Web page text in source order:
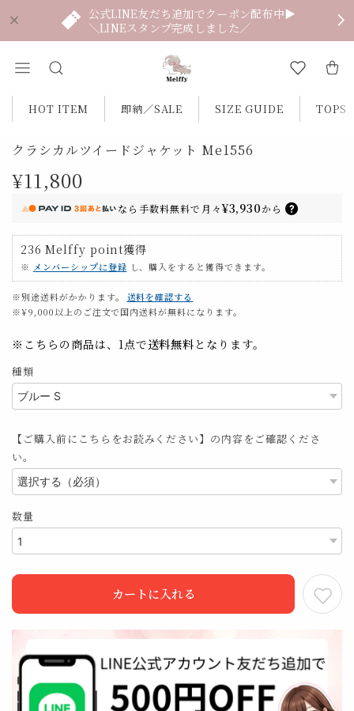
公式LINE友だち追加でクーポン配布中▶
＼LINEスタンプ完成しました／
HOT ITEM 即納／SALE SIZE GUIDE TOPS
クラシカルツイードジャケット Me1556
¥11,800
なら 手数料無料で 月々¥3,930から
236 Melffy point獲得
※ メンバーシップに登録 し、購入をすると獲得できます。
※別途送料がかかります。
送料を確認する
※¥9,000以上のご注文で国内送料が無料になります。
※こちらの商品は、1点で送料無料 となります。
種類
【ご購入前にこちらをお読みください】の内容をご確認くださ
い。
数量
カートに入れる